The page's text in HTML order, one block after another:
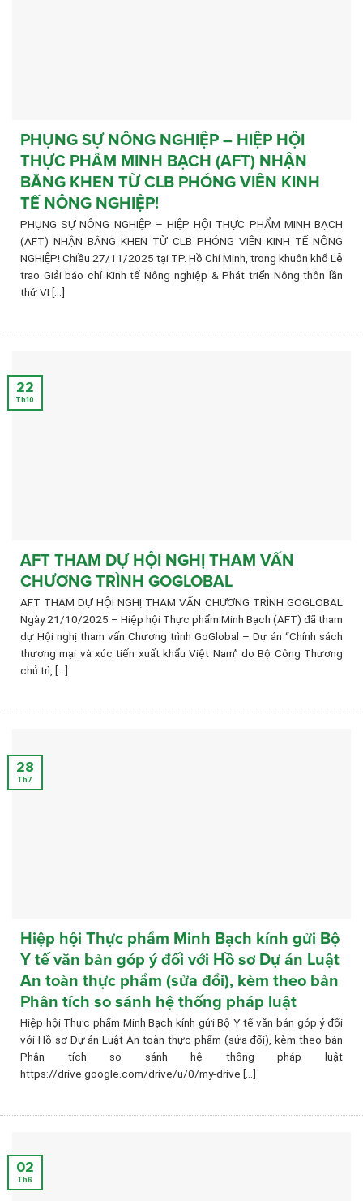
PHỤNG SỰ NÔNG NGHIỆP – HIỆP HỘI
THỰC PHẨM MINH BẠCH (AFT) NHẬN
BẰNG KHEN TỪ CLB PHÓNG VIÊN KINH
TẾ NÔNG NGHIỆP!
PHỤNG SỰ NÔNG NGHIỆP – HIỆP HỘI THỰC PHẨM MINH BẠCH
(AFT) NHẬN BẰNG KHEN TỪ CLB PHÓNG VIÊN KINH TẾ NÔNG
NGHIỆP! Chiều 27/11/2025 tại TP. Hồ Chí Minh, trong khuôn khổ Lễ
trao Giải báo chí Kinh tế Nông nghiệp & Phát triển Nông thôn lần
thứ VI [...]
AFT THAM DỰ HỘI NGHỊ THAM VẤN
CHƯƠNG TRÌNH GOGLOBAL
AFT THAM DỰ HỘI NGHỊ THAM VẤN CHƯƠNG TRÌNH GOGLOBAL
Ngày 21/10/2025 – Hiệp hội Thực phẩm Minh Bạch (AFT) đã tham
dự Hội nghị tham vấn Chương trình GoGlobal – Dự án “Chính sách
thương mại và xúc tiến xuất khẩu Việt Nam” do Bộ Công Thương
chủ trì, [...]
22
Th10
Hiệp hội Thực phẩm Minh Bạch kính gửi Bộ
Y tế văn bản góp ý đối với Hồ sơ Dự án Luật
An toàn thực phẩm (sửa đổi), kèm theo bản
Phân tích so sánh hệ thống pháp luật
Hiệp hội Thực phẩm Minh Bạch kính gửi Bộ Y tế văn bản góp ý đối
với Hồ sơ Dự án Luật An toàn thực phẩm (sửa đổi), kèm theo bản
Phân tích so sánh hệ thống pháp luật
https://drive.google.com/drive/u/0/my-drive [...]
28
Th7
02
Th6